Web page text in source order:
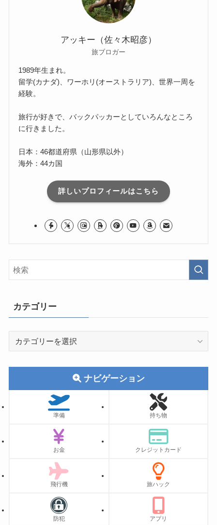
アッキー（佐々木昭彦）
旅ブロガー
1989年生まれ。
留学(カナダ)、ワーホリ(オーストラリア)、世界一周を
経験。
旅行が好きで、バックパッカーとしていろんなところ
に行きました。
日本：46都道府県（山形県以外）
海外：44カ国
詳しいプロフィールはこちら
カテゴリー
ナビゲーション
準備 持ち物
お金 クレジットカード
飛行機 旅ハック
防犯 アプリ